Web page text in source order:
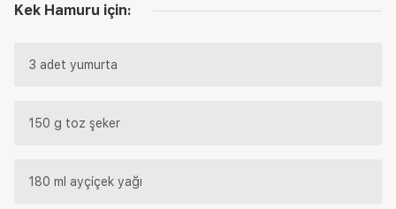
Kek Hamuru için:
3 adet yumurta
150 g toz şeker
180 ml ayçiçek yağı